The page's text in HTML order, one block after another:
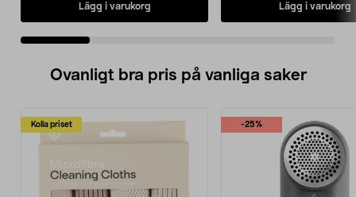
Lägg i varukorg Lägg i varukorg
Ovanligt bra pris på vanliga saker
Kolla priset -25%